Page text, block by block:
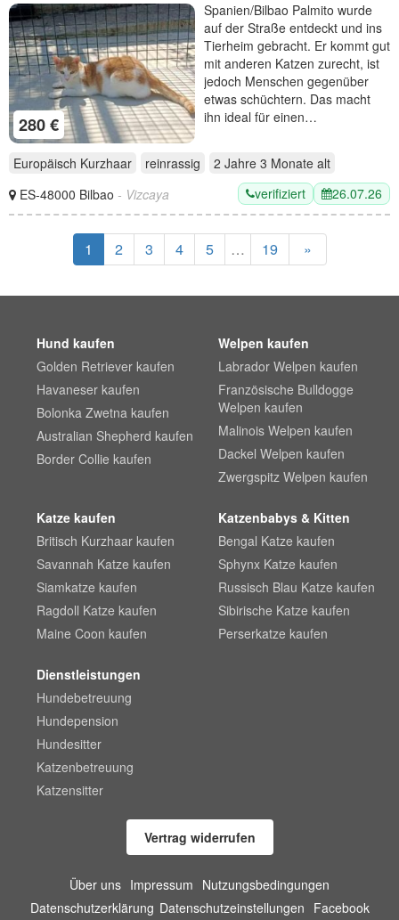
280 €
Spanien/Bilbao Palmito wurde
auf der Straße entdeckt und ins
Tierheim gebracht. Er kommt gut
mit anderen Katzen zurecht, ist
jedoch Menschen gegenüber
etwas schüchtern. Das macht
ihn ideal für einen…
Europäisch Kurzhaar reinrassig 2 Jahre 3 Monate alt
ES-48000 Bilbao - Vizcaya verifiziert 26.07.26
1 2 3 4 5 … 19 »
Hund kaufen
Golden Retriever kaufen
Havaneser kaufen
Bolonka Zwetna kaufen
Australian Shepherd kaufen
Border Collie kaufen
Welpen kaufen
Labrador Welpen kaufen
Französische Bulldogge
Welpen kaufen
Malinois Welpen kaufen
Dackel Welpen kaufen
Zwergspitz Welpen kaufen
Katze kaufen
Britisch Kurzhaar kaufen
Savannah Katze kaufen
Siamkatze kaufen
Ragdoll Katze kaufen
Maine Coon kaufen
Katzenbabys & Kitten
Bengal Katze kaufen
Sphynx Katze kaufen
Russisch Blau Katze kaufen
Sibirische Katze kaufen
Perserkatze kaufen
Dienstleistungen
Hundebetreuung
Hundepension
Hundesitter
Katzenbetreuung
Katzensitter
Vertrag widerrufen
Über uns Impressum Nutzungsbedingungen
Datenschutzerklärung Datenschutzeinstellungen Facebook